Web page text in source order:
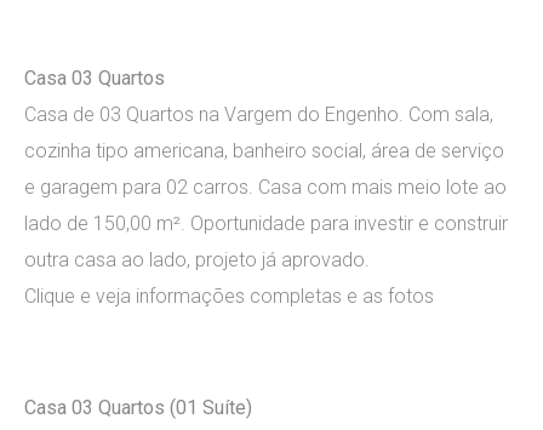
Casa 03 Quartos
Casa de 03 Quartos na Vargem do Engenho. Com sala,
cozinha tipo americana, banheiro social, área de serviço
e garagem para 02 carros. Casa com mais meio lote ao
lado de 150,00 m². Oportunidade para investir e construir
outra casa ao lado, projeto já aprovado.
Clique e veja informações completas e as fotos
Casa 03 Quartos (01 Suíte)